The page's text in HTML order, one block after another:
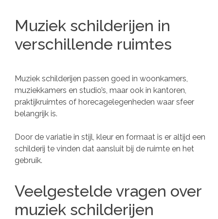
Muziek schilderijen in
verschillende ruimtes
Muziek schilderijen passen goed in woonkamers,
muziekkamers en studio’s, maar ook in kantoren,
praktijkruimtes of horecagelegenheden waar sfeer
belangrijk is.
Door de variatie in stijl, kleur en formaat is er altijd een
schilderij te vinden dat aansluit bij de ruimte en het
gebruik.
Veelgestelde vragen over
muziek schilderijen